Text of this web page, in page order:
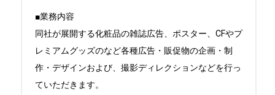
■業務内容
同社が展開する化粧品の雑誌広告、ポスター、CFやプ
レミアムグッズのなど各種広告・販促物の企画・制
作・デザインおよび、撮影ディレクションなどを行っ
ていただきます。